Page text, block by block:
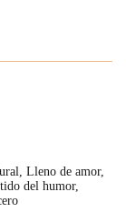
Lleno de amor,
del humor,